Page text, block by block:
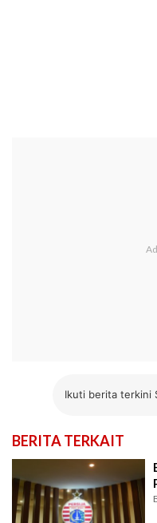
Ikuti berita terkini
BERITA TERKAIT